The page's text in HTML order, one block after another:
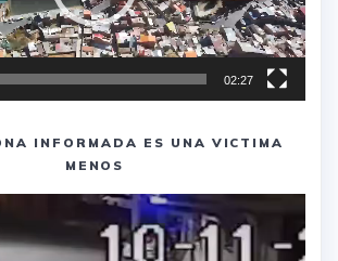
02:27
INFORMADA ES UNA VICTIMA
MENOS
Reproductor
de
vídeo